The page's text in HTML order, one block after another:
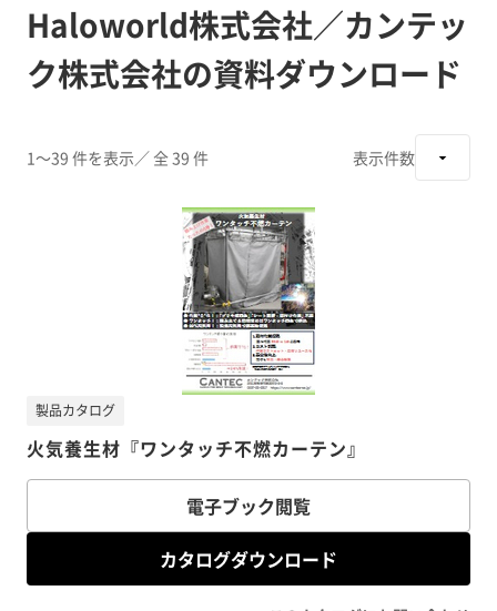
Haloworld株式会社／カンテッ
ク株式会社の資料ダウンロード
1～39 件を表示／ 全 39 件 表示件数
火気養生材『ワンタッチ不燃カーテン』
製品カタログ
電子ブック閲覧
カタログダウンロード